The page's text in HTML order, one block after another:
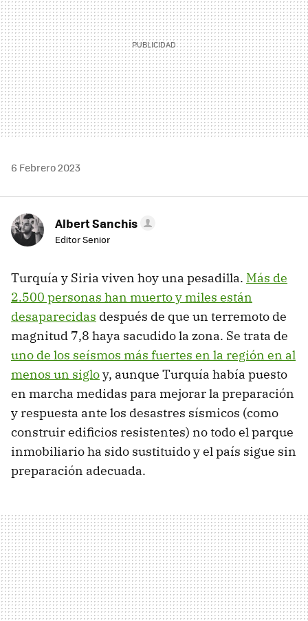
6 Febrero 2023
Albert Sanchis
Editor Senior
Turquía y Siria viven hoy una pesadilla. Más de
2.500 personas han muerto y miles están
desaparecidas después de que un terremoto de
magnitud 7,8 haya sacudido la zona. Se trata de
uno de los seísmos más fuertes en la región en al
menos un sigloy, aunque Turquía había puesto
en marcha medidas para mejorar la preparación
y respuesta ante los desastres sísmicos (como
construir edificios resistentes) no todo el parque
inmobiliario ha sido sustituido y el país sigue sin
preparación adecuada.